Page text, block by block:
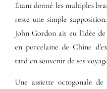
Étant donné les multiples
reste une simple
John Gordon ait eu l’idée
en porcelaine de Chine
tard en souvenir de ses
Une assiette octogonale